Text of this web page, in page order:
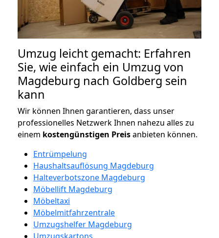
Umzug leicht gemacht: Erfahren
Sie, wie einfach ein Umzug von
Magdeburg nach Goldberg sein
kann
Wir können Ihnen garantieren, dass unser
professionelles Netzwerk Ihnen nahezu alles zu
einem kostengünstigen Preisanbieten können.
Entrümpelung
Haushaltsauflösung Magdeburg
Halteverbotszone Magdeburg
Möbellift Magdeburg
Möbeltaxi
Möbelmitfahrzentrale
Umzugshelfer Magdeburg
Umzugskartons